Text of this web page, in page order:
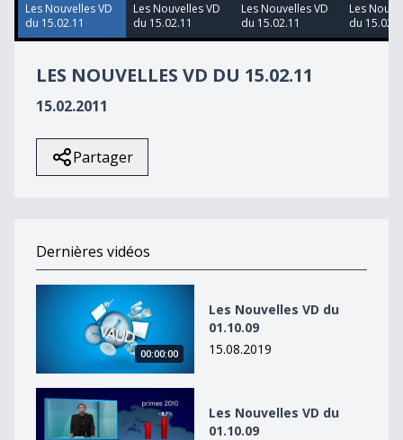
50
seconds
Les Nouvelles VD
du 15.02.11
Les Nouvelles VD
du 15.02.11
Les Nouvelles VD
du 15.02.11
Les
du
LES NOUVELLES VD DU 15.02.11
15.02.2011
Partager
Dernières vidéos
Les Nouvelles VD du 01.10.09
00:00:00
Les Nouvelles VD du
01.10.09
15.08.2019
Les Nouvelles VD du 01.10.09
Les Nouvelles VD du
01.10.09